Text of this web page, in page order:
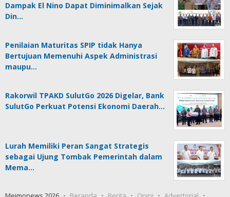
Dampak El Nino Dapat Diminimalkan Sejak
Din…
Penilaian Maturitas SPIP tidak Hanya
Bertujuan Memenuhi Aspek Administrasi
maupu…
Rakorwil TPAKD SulutGo 2026 Digelar, Bank
SulutGo Perkuat Potensi Ekonomi Daerah…
Lurah Memiliki Peran Sangat Strategis
sebagai Ujung Tombak Pemerintah dalam
Mema…